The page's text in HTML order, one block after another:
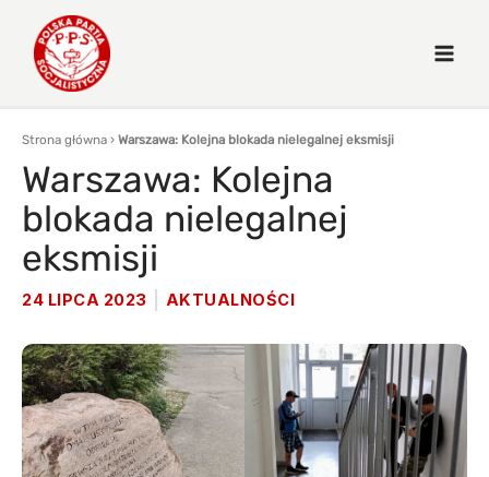
Strona główna › Warszawa: Kolejna blokada nielegalnej eksmisji
Warszawa: Kolejna
blokada nielegalnej
eksmisji
24 LIPCA 2023 AKTUALNOŚCI